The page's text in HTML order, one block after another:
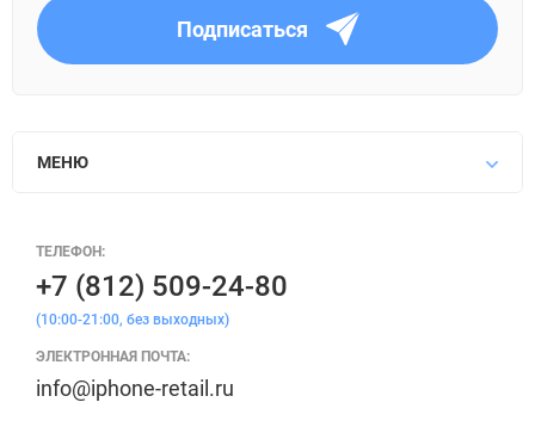
Подписаться
МЕНЮ
ТЕЛЕФОН:
+7 (812) 509-24-80
(10:00-21:00, без выходных)
ЭЛЕКТРОННАЯ ПОЧТА:
info@iphone-retail.ru